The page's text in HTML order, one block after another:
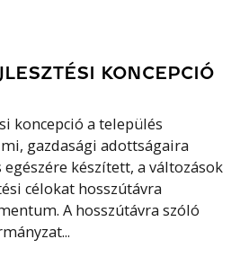
KONCEPCIÓ
koncepció a település
gazdasági adottságaira
készített, a változások
célokat hosszútávra
A hosszútávra szóló